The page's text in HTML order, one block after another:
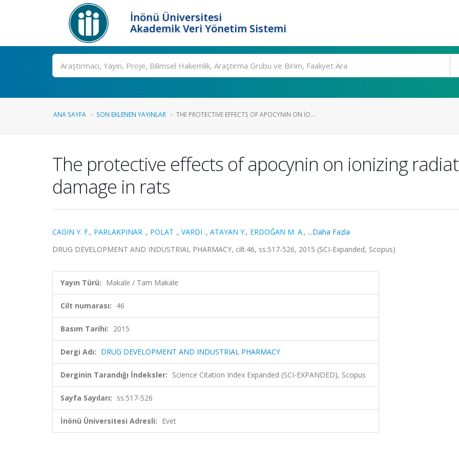
İnönü Üniversitesi
Akademik Veri Yönetim Sistemi
Ara
ANA SAYFA SON EKLENEN YAYINLAR THE PROTECTIVE EFFECTS OF APOCYNIN ON IO...
The protective effects of apocynin on ionizing
damage in rats
CAGIN Y. F., PARLAKPINAR ., POLAT ., VARDI ., ATAYAN Y., ERDOĞAN M. A., ...Daha Fazla
DRUG DEVELOPMENT AND INDUSTRIAL PHARMACY, cilt.46, ss.517-526, 2015 (SCI-Expanded, Scopus)
Yayın Türü: Makale / Tam Makale
Cilt numarası: 46
Basım Tarihi: 2015
Dergi Adı: DRUG DEVELOPMENT AND INDUSTRIAL PHARMACY
Derginin Tarandığı İndeksler: Science Citation Index Expanded (SCI-EXPANDED), Scopus
Sayfa Sayıları: ss.517-526
İnönü Üniversitesi Adresli: Evet